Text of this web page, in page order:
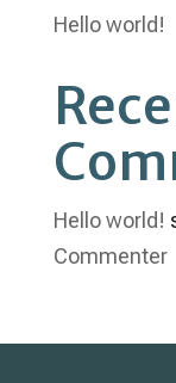
Hello world!
Hello world!
Commenter